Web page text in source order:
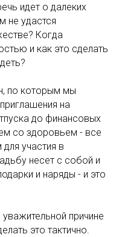
идет о далеких
не удастся
Когда
и как это сделать
по которым мы
на
до финансовых
со здоровьем - все
участия в
несет с собой и
и наряды - и это
причине
это тактично.